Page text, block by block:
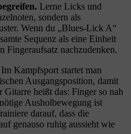
Lerne Licks und
sondern als
Wenn du „Blues-Lick A“
Sequenz als eine Einheit
Fingeraufsatz nachzudenken.
Im Kampfsport startet man
Ausgangsposition, damit
heißt das: Finger so nah
Ausholbewegung ist
darauf, dass die
genauso ruhig aussieht wie